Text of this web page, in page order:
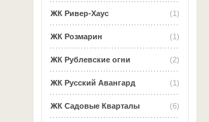
(1)
ЖК Ривер-Хаус
(1)
ЖК Розмарин
(2)
ЖК Рублевские огни
(1)
ЖК Русский Авангард
(6)
ЖК Садовые Кварталы